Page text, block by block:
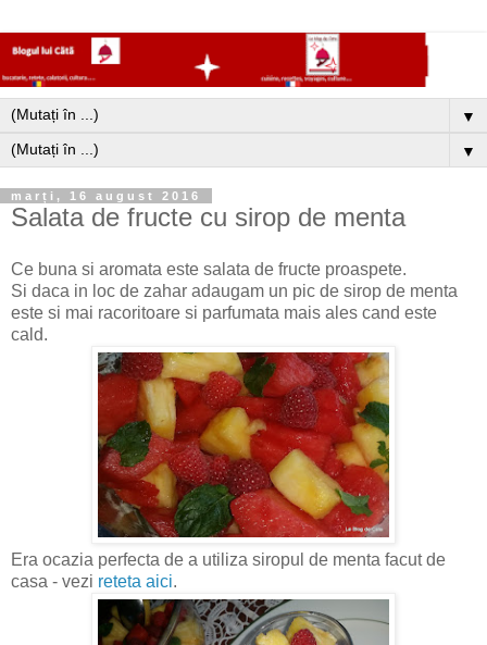
▼
▼
marți, 16 august 2016
Salata de fructe cu sirop de menta
Ce buna si aromata este salata de fructe proaspete.
Si daca in loc de zahar adaugam un pic de sirop de menta
este si mai racoritoare si parfumata mais ales cand este
cald.
Era ocazia perfecta de a utiliza siropul de menta facut de
casa - vezi reteta aici.